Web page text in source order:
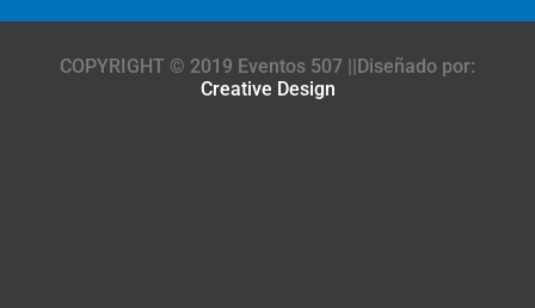
COPYRIGHT © 2019 Eventos 507 ||Diseñado por:
Creative Design